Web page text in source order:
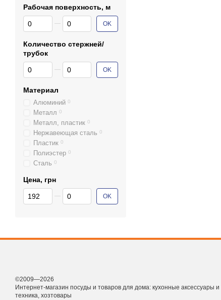
Рабочая поверхность, м
От Рабочая поверхность, м
До Рабочая поверхность, м
OK
Количество стержней/
трубок
От Количество стержней/трубок
До Количество стержней/трубок
OK
Материал
Алюминий 0
Металл 0
Металл, пластик 0
Нержавеющая сталь 0
Пластик 0
Полиэстер 0
Сталь 0
Цена, грн
От Цена, грн
До Цена, грн OK
©2009—2026
Интернет-магазин посуды и товаров для дома: кухонные аксессуары и
техника, хозтовары